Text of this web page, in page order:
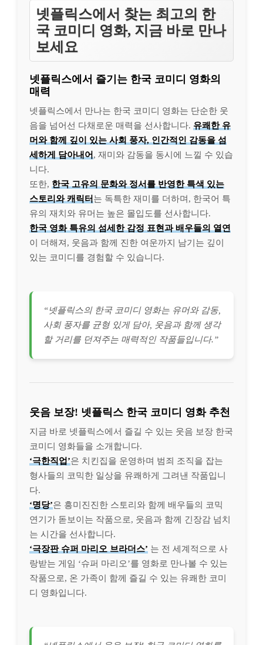
넷플릭스에서 찾는 최고의 한
국 코미디 영화, 지금 바로 만나
보세요
넷플릭스에서 즐기는 한국 코미디 영화의
매력
넷플릭스에서 만나는 한국 코미디 영화는 단순한 웃
음을 넘어선 다채로운 매력을 선사합니다. 유쾌한 유
머와 함께 깊이 있는 사회 풍자, 인간적인 감동을 섬
세하게 담아내어 , 재미와 감동을 동시에 느낄 수 있습
니다.
또한, 한국 고유의 문화와 정서를 반영한 특색 있는
스토리와 캐릭터 는 독특한 재미를 더하며, 한국어 특
유의 재치와 유머는 높은 몰입도를 선사합니다.
한국 영화 특유의 섬세한 감정 표현과 배우들의 열연
이 더해져, 웃음과 함께 진한 여운까지 남기는 깊이
있는 코미디를 경험할 수 있습니다.
“넷플릭스의 한국 코미디 영화는 유머와 감동,
사회 풍자를 균형 있게 담아, 웃음과 함께 생각
할 거리를 던져주는 매력적인 작품들입니다.”
웃음 보장! 넷플릭스 한국 코미디 영화 추천
지금 바로 넷플릭스에서 즐길 수 있는 웃음 보장 한국
코미디 영화들을 소개합니다.
‘극한직업’은 치킨집을 운영하며 범죄 조직을 잡는
형사들의 코믹한 일상을 유쾌하게 그려낸 작품입니
다.
‘명당’은 흥미진진한 스토리와 함께 배우들의 코믹
연기가 돋보이는 작품으로, 웃음과 함께 긴장감 넘치
는 시간을 선사합니다.
‘극장판 슈퍼 마리오 브라더스’ 는 전 세계적으로 사
랑받는 게임 ‘슈퍼 마리오’를 영화로 만나볼 수 있는
작품으로, 온 가족이 함께 즐길 수 있는 유쾌한 코미
디 영화입니다.